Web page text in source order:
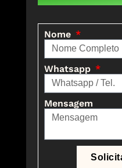
Nome
Whatsapp
Mensagem